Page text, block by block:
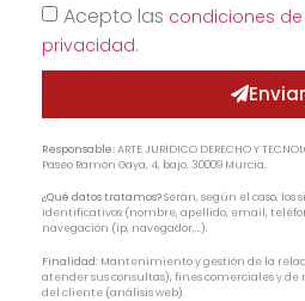
Acepto las condiciones
privacidad.
Enviar
Responsable:ARTE JURÍDICO DERECHO Y
Paseo Ramón Gaya, 4, bajo. 30009 Murcia.
¿Qué datos tratamos?Serán, según el caso, los
identificativos (nombre, apellido, email,
navegación (ip, navegador,…).
Finalidad: Mantenimiento y gestión de la
atender sus consultas), fines comerciales y
del cliente (análisis web).